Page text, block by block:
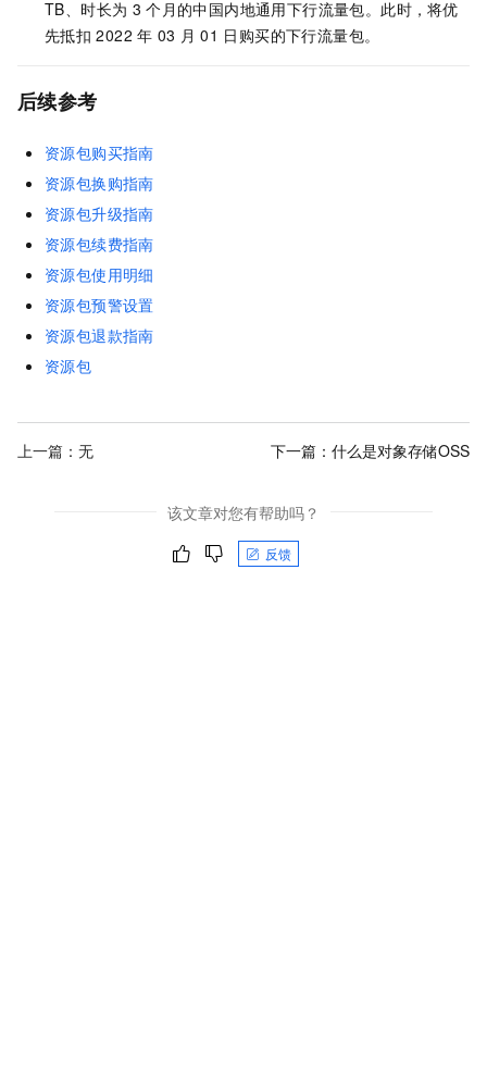
TB、时长为 3 个月的中国内地通用下行流量包。此时，将优
先抵扣 2022 年 03 月 01 日购买的下行流量包。
后续参考
资源包购买指南
资源包换购指南
资源包升级指南
资源包续费指南
资源包使用明细
资源包预警设置
资源包退款指南
资源包
上一篇：无 下一篇： 什么是对象存储OSS
该文章对您有帮助吗？
反馈